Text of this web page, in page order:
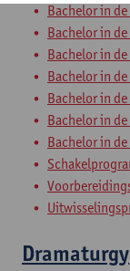
Bachelor in
Bachelor in
Bachelor in
Bachelor in
Bachelor in
Bachelor in
Bachelor in
Dramaturgy